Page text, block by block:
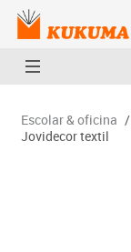
Escolar & oficina /
Jovidecor textil